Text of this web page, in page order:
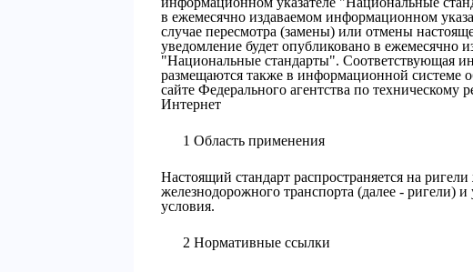
в ежемесячно издаваемом информационном
случае пересмотра (замены) или отмены
уведомление будет опубликовано в ежемесячно
"Национальные стандарты". Соответствующая
размещаются также в информационной системе
сайте Федерального агентства по техническому
Интернет
1 Область применения
Настоящий стандарт распространяется на
железнодорожного транспорта (далее - ригели)
условия.
2 Нормативные ссылки